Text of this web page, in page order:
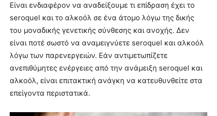
Είναι ενδιαφέρον να αναδείξουμε τι επίδραση έχει το
seroquel και το αλκοόλ σε ένα άτομο λόγω της δικής
του μοναδικής γενετικής σύνθεσης και ανοχής. Δεν
είναι ποτέ σωστό να αναμειγνύετε seroquel και αλκοόλ
λόγω των παρενεργειών. Εάν αντιμετωπίζετε
ανεπιθύμητες ενέργειες από την ανάμειξη seroquel και
αλκοόλ, είναι επιτακτική ανάγκη να κατευθυνθείτε στα
επείγοντα περιστατικά.